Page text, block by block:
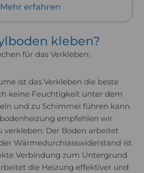
verlegt. Dank dieser
kennt er die Materialien
bis ins Detail und kann
und praxisnah beraten.
Mehr erfahren
kleben?
für das Verkleben:
ist das Verkleben die beste
keine Feuchtigkeit unter dem
und zu Schimmel führen kann.
empfehlen wir
verkleben: Der Boden arbeitet
Wärmedurchlasswiderstand ist
Verbindung zum Untergrund
die Heizung effektiver und